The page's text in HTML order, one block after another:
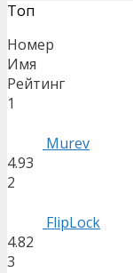
Топ
Номер
Имя
Рейтинг
1
Murev
4.93
2
FlipLock
4.82
3